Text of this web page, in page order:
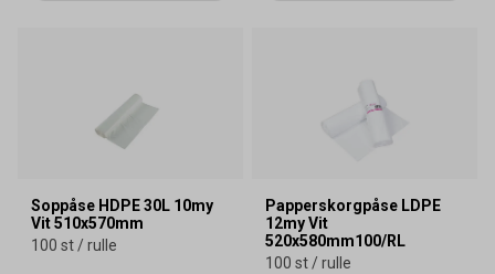
Soppåse HDPE 30L 10my
Vit 510x570mm
100 st / rulle
Papperskorgpåse LDPE
12my Vit
520x580mm100/RL
100 st / rulle